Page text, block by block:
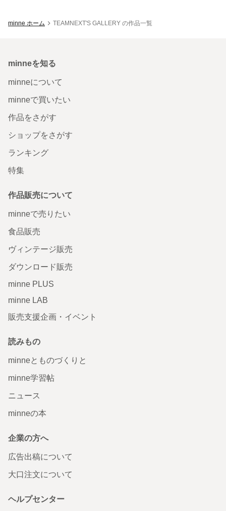
minne ホーム TEAMNEXT'S GALLERY の作品一覧
minneを知る
minneについて
minneで買いたい
作品をさがす
ショップをさがす
ランキング
特集
作品販売について
minneで売りたい
食品販売
ヴィンテージ販売
ダウンロード販売
minne PLUS
minne LAB
販売支援企画・イベント
読みもの
minneとものづくりと
minne学習帖
ニュース
minneの本
企業の方へ
広告出稿について
大口注文について
ヘルプセンター